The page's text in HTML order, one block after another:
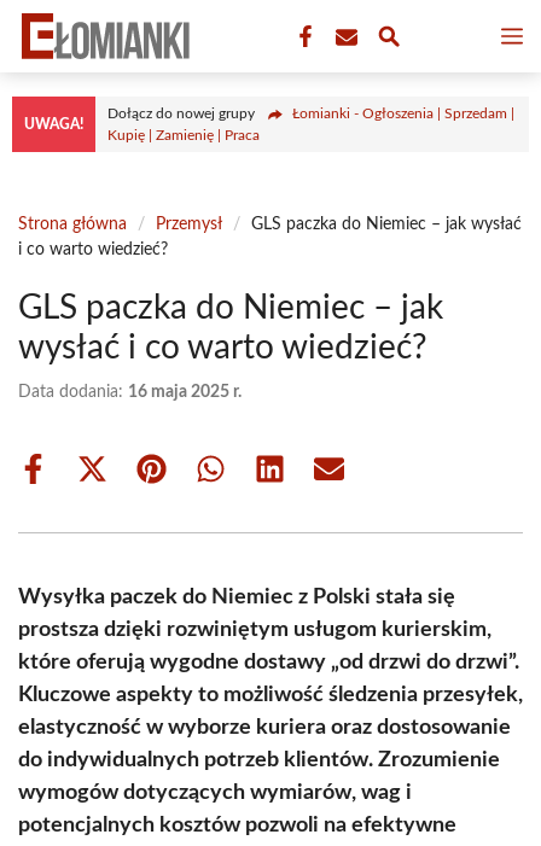
Przejdź
treści
UWAGA!
Dołącz do nowej grupy
Łomianki - Ogłoszenia | Sprzedam |
Kupię | Zamienię | Praca
Strona główna / Przemysł /
GLS paczka do Niemiec – jak wysłać
i co warto wiedzieć?
GLS paczka do Niemiec – jak
wysłać i co warto wiedzieć?
Data dodania: 16 maja 2025 r.
Share
Share
(Twitter)
Share Share Share Share
Wysyłka paczek do Niemiec z Polski stała się
prostsza dzięki rozwiniętym usługom kurierskim,
które oferują wygodne dostawy „od drzwi do drzwi”.
Kluczowe aspekty to możliwość śledzenia przesyłek,
elastyczność w wyborze kuriera oraz dostosowanie
do indywidualnych potrzeb klientów. Zrozumienie
wymogów dotyczących wymiarów, wag i
potencjalnych kosztów pozwoli na efektywne